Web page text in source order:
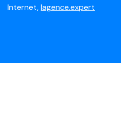
Internet,lagence.expert